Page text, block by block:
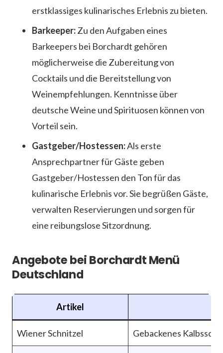
erstklassiges kulinarisches Erlebnis zu bieten.
Barkeeper:Zu den Aufgaben eines
Barkeepers bei Borchardt gehören
möglicherweise die Zubereitung von
Cocktails und die Bereitstellung von
Weinempfehlungen. Kenntnisse über
deutsche Weine und Spirituosen können von
Vorteil sein.
Gastgeber/Hostessen:Als erste
Ansprechpartner für Gäste geben
Gastgeber/Hostessen den Ton für das
kulinarische Erlebnis vor. Sie begrüßen Gäste,
verwalten Reservierungen und sorgen für
eine reibungslose Sitzordnung.
Angebote bei Borchardt Menü
Deutschland
Artikel
Wiener Schnitzel Gebackenes